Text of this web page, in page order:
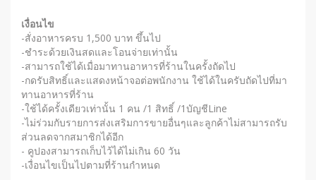
เงื่อนไข
-สั่งอาหารครบ 1,500 บาท ขึ้นไป
-ชำระด้วยเงินสดและโอนจ่ายเท่านั้น
-สามารถใช้ได้เมื่อมาทานอาหารที่ร้านในครั้งถัดไป
-กดรับสิทธิ์และแสดงหน้าจอต่อพนักงาน ใช้ได้ในครับถัดไปที่มา
ทานอาหารที่ร้าน
-ใช้ได้ครั้งเดียวเท่านั้น 1 คน /1 สิทธิ์ /1บัญชีLine
-ไม่ร่วมกับรายการส่งเสริมการขายอื่นๆและลูกค้าไม่สามารถรับ
ส่วนลดจากสมาชิกได้อีก
- คูปองสามารถเก็บไว้ได้ไม่เกิน 60 วัน
-เงื่อนไขเป็นไปตามที่ร้านกำหนด